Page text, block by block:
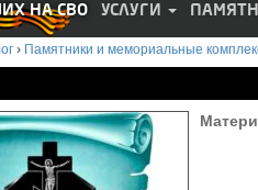
НА СВО УСЛУГИ
› Памятники и мемориальные